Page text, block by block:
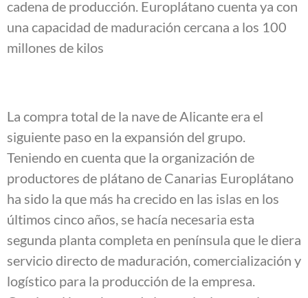
cadena de producción. Europlátano cuenta ya con
una capacidad de maduración cercana a los 100
millones de kilos
La compra total de la nave de Alicante era el
siguiente paso en la expansión del grupo.
Teniendo en cuenta que la organización de
productores de plátano de Canarias Europlátano
ha sido la que más ha crecido en las islas en los
últimos cinco años, se hacía necesaria esta
segunda planta completa en península que le diera
servicio directo de maduración, comercialización y
logístico para la producción de la empresa.